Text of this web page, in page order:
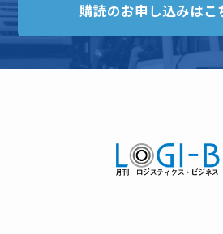
購読のお申し込みはこ